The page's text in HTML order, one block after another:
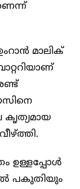
മാലിക്
കൃത്യമായ
ഉള്ളപ്പോൾ
പകുതിയും